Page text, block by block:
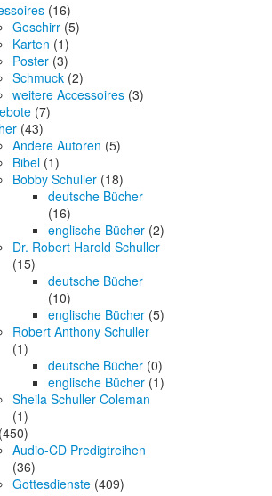
(16)
Geschirr (5)
Karten (1)
Poster (3)
Schmuck (2)
weitere Accessoires (3)
(7)
(43)
Andere Autoren (5)
Bibel (1)
Bobby Schuller (18)
deutsche Bücher
(16)
englische Bücher (2)
Dr. Robert Harold Schuller
(15)
deutsche Bücher
(10)
englische Bücher (5)
Robert Anthony Schuller
(1)
deutsche Bücher (0)
englische Bücher (1)
Sheila Schuller Coleman
(1)
(450)
Audio-CD Predigtreihen
(36)
Gottesdienste (409)